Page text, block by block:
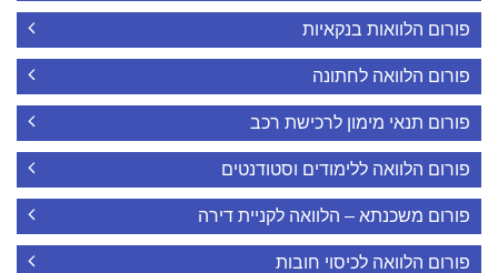
פורום הלוואות בנקאיות
פורום הלוואה לחתונה
פורום תנאי מימון לרכישת רכב
פורום הלוואה ללימודים וסטודנטים
פורום משכנתא – הלוואה לקניית דירה
פורום הלוואה לכיסוי חובות